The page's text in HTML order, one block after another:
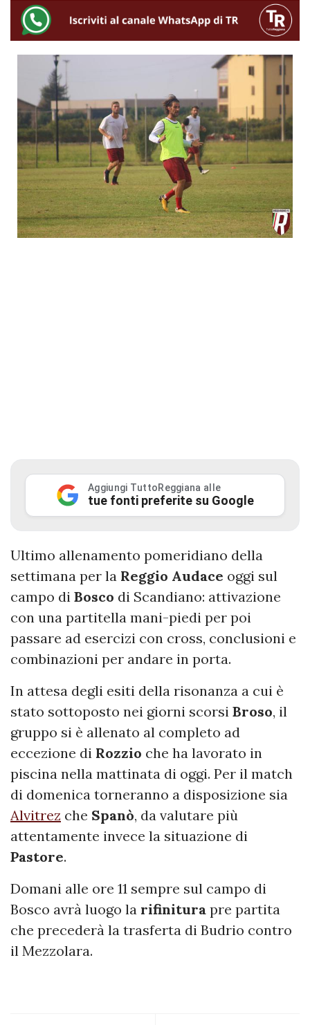
Aggiungi TuttoReggiana alle
tue fonti preferite su Google
Ultimo allenamento pomeridiano della
settimana per la Reggio Audace oggi sul
campo di Bosco di Scandiano: attivazione
con una partitella mani-piedi per poi
passare ad esercizi con cross, conclusioni e
combinazioni per andare in porta.
In attesa degli esiti della risonanza a cui è
stato sottoposto nei giorni scorsi Broso, il
gruppo si è allenato al completo ad
eccezione di Rozzio che ha lavorato in
piscina nella mattinata di oggi. Per il match
di domenica torneranno a disposizione sia
Alvitrez che Spanò, da valutare più
attentamente invece la situazione di
Pastore.
Domani alle ore 11 sempre sul campo di
Bosco avrà luogo la rifinitura pre partita
che precederà la trasferta di Budrio contro
il Mezzolara.